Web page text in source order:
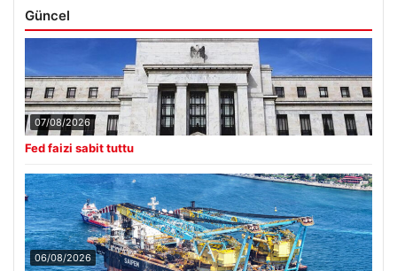
Güncel
07/08/2026
Fed faizi sabit tuttu
06/08/2026